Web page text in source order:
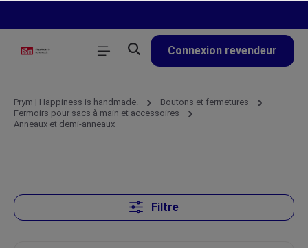
Connexion revendeur
Prym | Happiness is handmade.
Boutons et fermetures
Fermoirs pour sacs à main et accessoires
Anneaux et demi-anneaux
Filtre